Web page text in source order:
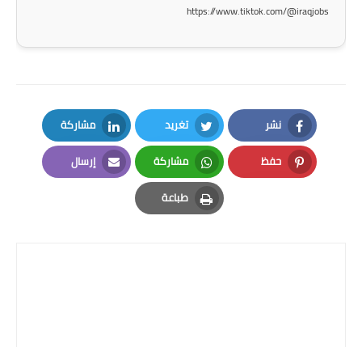
ملازم دراسية
المرحلة المتوسطة
المرحلة الاعدادية
دروس
https://www.tiktok.com/@iraqjobs
نشر
Facebook
تغريد
Twitter
مشاركة
LinkedIn
حفظ
Pinterest
مشاركة
Whatsapp
إرسال
Email
طباعة
Print